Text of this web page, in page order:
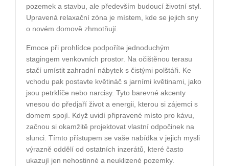
pozemek a stavbu, ale především budoucí životní styl.
Upravená relaxační zóna je místem, kde se jejich sny
o novém domově zhmotňují.
Emoce při prohlídce podpoříte jednoduchým
stagingem venkovních prostor. Na očištěnou terasu
stačí umístit zahradní nábytek s čistými polštáři. Ke
vchodu pak postavte květináč s jarními květinami, jako
jsou petrklíče nebo narcisy. Tyto barevné akcenty
vnesou do předjaří život a energii, kterou si zájemci s
domem spojí. Když uvidí připravené místo pro kávu,
začnou si okamžitě projektovat vlastní odpočinek na
slunci. Tímto přístupem se vaše nabídka v jejich mysli
výrazně oddělí od ostatních inzerátů, které často
ukazují jen nehostinné a neuklizené pozemky.